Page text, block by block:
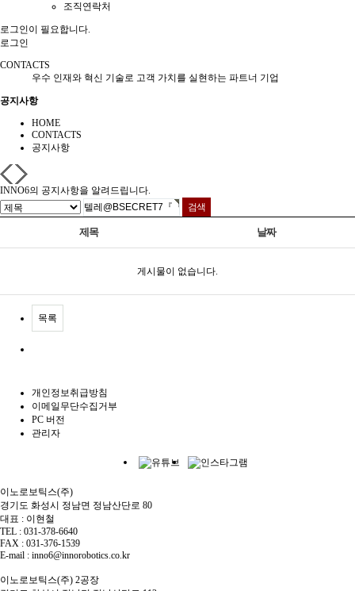
조직연락처
로그인이 필요합니다.
로그인
CONTACTS
우수 인재와 혁신 기술로 고객 가치를 실현하는 파트너 기업
공지사항
HOME
CONTACTS
공지사항
INNO6의 공지사항을 알려드립니다.
제목 날짜
게시물이 없습니다.
목록
개인정보취급방침
이메일무단수집거부
PC 버전
관리자
이노로보틱스(주)
경기도 화성시 정남면 정남산단로 80
대표 : 이현철
TEL : 031-378-6640
FAX : 031-376-1539
E-mail : inno6@innorobotics.co.kr
이노로보틱스(주) 2공장